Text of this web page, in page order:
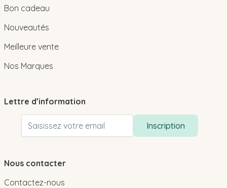
Bon cadeau
Nouveautés
Meilleure vente
Nos Marques
Lettre d’information
Adresse email
Inscription
Nous contacter
Contactez-nous